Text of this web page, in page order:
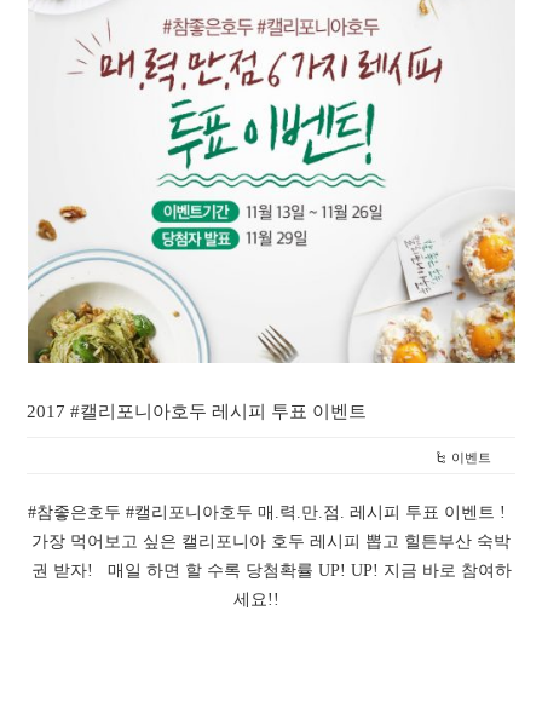
2017 #캘리포니아호두 레시피 투표 이벤트
이벤트
#참좋은호두 #캘리포니아호두 매.력.만.점. 레시피 투표 이벤트 !
가장 먹어보고 싶은 캘리포니아 호두 레시피 뽑고 힐튼부산 숙박
권 받자! 매일 하면 할 수록 당첨확률 UP! UP! 지금 바로 참여하
세요!!